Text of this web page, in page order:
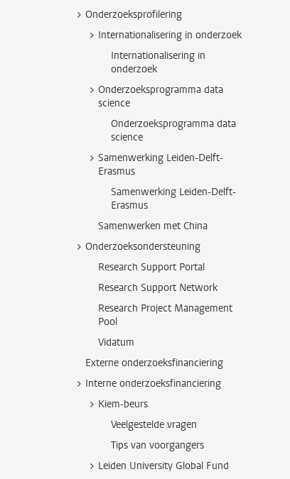
Onderzoeksprofilering
Internationalisering in onderzoek
Internationalisering in
onderzoek
Onderzoeksprogramma data
science
Onderzoeksprogramma data
science
Samenwerking Leiden-Delft-
Erasmus
Samenwerking Leiden-Delft-
Erasmus
Samenwerken met China
Onderzoeksondersteuning
Research Support Portal
Research Support Network
Research Project Management
Pool
Vidatum
Externe onderzoeksfinanciering
Interne onderzoeksfinanciering
Kiem-beurs
Veelgestelde vragen
Tips van voorgangers
Leiden University Global Fund